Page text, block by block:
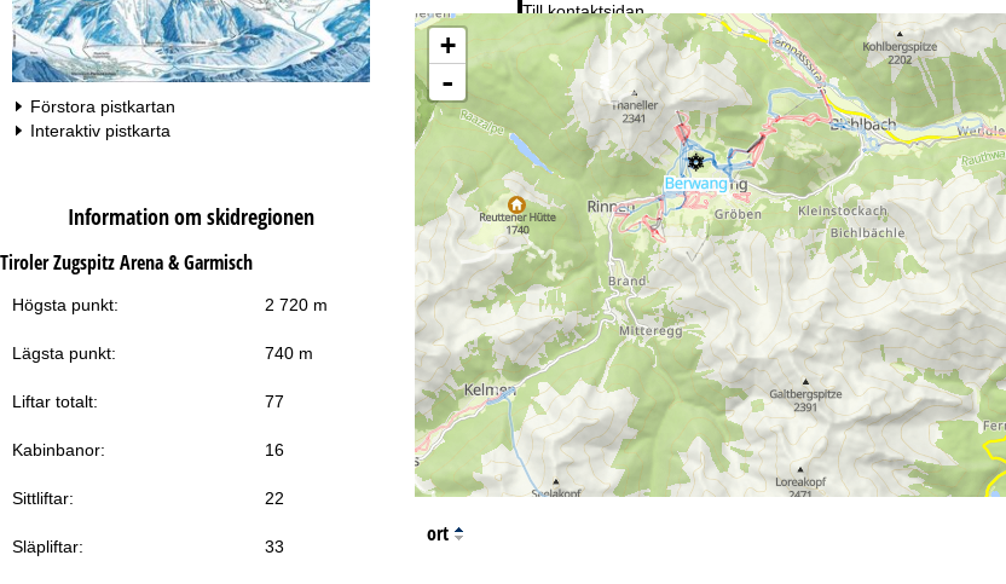
Till kontaktsidan
Förstora pistkartan
Interaktiv pistkarta
Information om skidregionen
Tiroler Zugspitz Arena & Garmisch
Högsta punkt: 2 720 m
Lägsta punkt: 740 m
Liftar totalt: 77
Kabinbanor: 16
Sittliftar: 22
Släpliftar: 33
+
-
ort